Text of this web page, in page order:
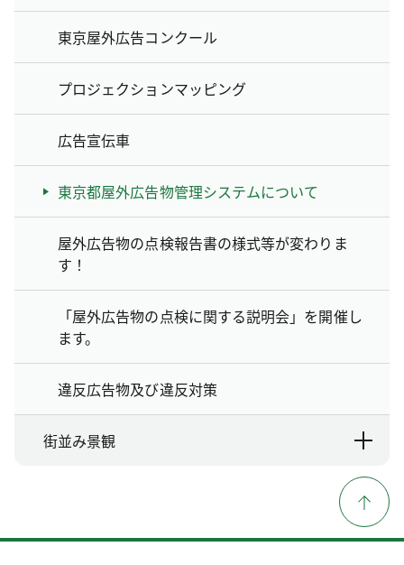
東京屋外広告コンクール
プロジェクションマッピング
広告宣伝車
東京都屋外広告物管理システムについて
屋外広告物の点検報告書の様式等が変わりま
す！
「屋外広告物の点検に関する説明会」を開催し
ます。
違反広告物及び違反対策
街並み景観